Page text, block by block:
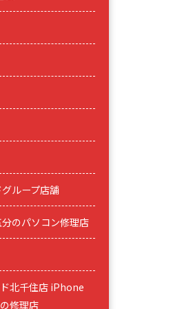
ループ店舗
のパソコン修理店
北千住店 iPhone
修理店